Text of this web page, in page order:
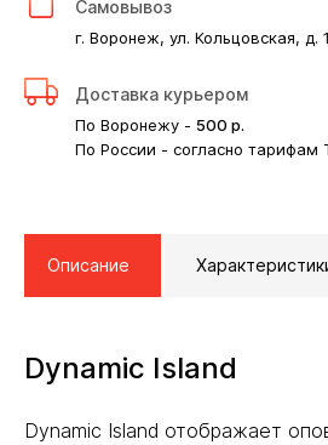
Самовывоз
г. Воронеж, ул. Кольцовская, д.
Доставка курьером
По Воронежу - 500 р.
По России - согласно тарифам
Описание
Dynamic Island
Dynamic Island отображает